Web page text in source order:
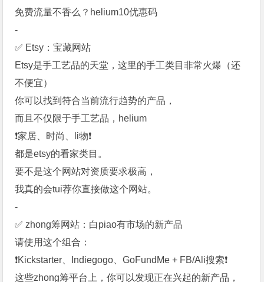
免费流量不香么？ helium10优惠码
-
✅ Etsy：宝藏网站
Etsy是手工艺品的天堂，这里的手工类目非常火爆（还
不便宜）
你可以找到符合当前流行趋势的产品，
而且不仅限于手工艺品，helium
❗️家居、时尚、li物❗️
都是etsy的看家类目。
要不是这个网站对资质要求极高，
我真的会tui荐你直接做这个网站。
-
✅ zhong筹网站：白piao有市场的新产品
请使用这个组合：
❗️Kickstarter、Indiegogo、GoFundMe + FB/Ali搜索❗️
这些zhong筹平台上，你可以发现正在兴起的新产品，